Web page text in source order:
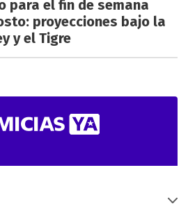
para el fin de semana
proyecciones bajo la
y el Tigre